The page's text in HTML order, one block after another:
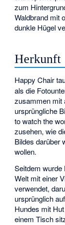
zum
Waldbrand mit
dunkle Hügel
Herkunft
Happy Chair
als die
zusammen mit
ursprüngliche
to watch the
zusehen, wie
Bildes darüber
wollen.
Seitdem
Welt mit einer
verwendet,
ursprünglich
Hundes mit
einem Tisch